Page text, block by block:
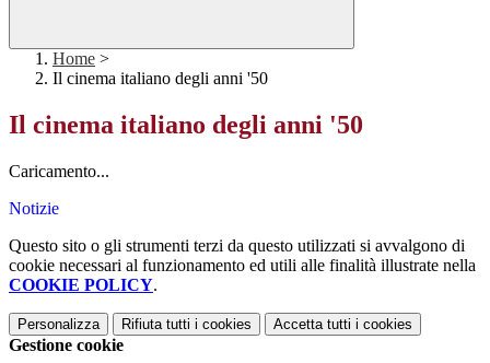
Home >
Il cinema italiano degli anni '50
Il cinema italiano degli anni '50
Caricamento...
Notizie
Questo sito o gli strumenti terzi da questo utilizzati si avvalgono di
cookie necessari al funzionamento ed utili alle finalità illustrate nella
COOKIE POLICY.
Personalizza Rifiuta tutti i cookies Accetta tutti i cookies
Gestione cookie